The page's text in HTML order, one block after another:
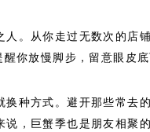
。从你走过无数次的店
你放慢脚步，留意眼皮底
种方式。避开那些常去
，巨蟹季也是朋友相聚的